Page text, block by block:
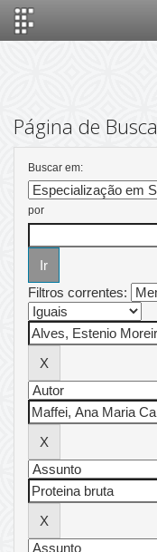
Página de Busca
Buscar em:
por
Filtros correntes: